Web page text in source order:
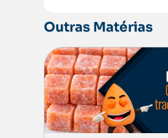
Outras Matérias